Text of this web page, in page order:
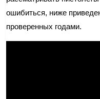
ошибиться, ниже
проверенных годами.